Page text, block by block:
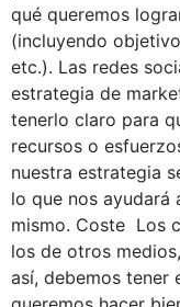
qué queremos
(incluyendo
etc.). Las redes
estrategia de
tenerlo claro para
recursos o
nuestra estrategia
lo que nos ayudará
mismo. Coste Los
los de otros
así, debemos tener